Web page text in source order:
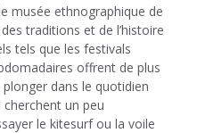
musée ethnographique de
traditions et de l’histoire
tels que les festivals
offrent de plus
dans le quotidien
un peu
le kitesurf ou la voile